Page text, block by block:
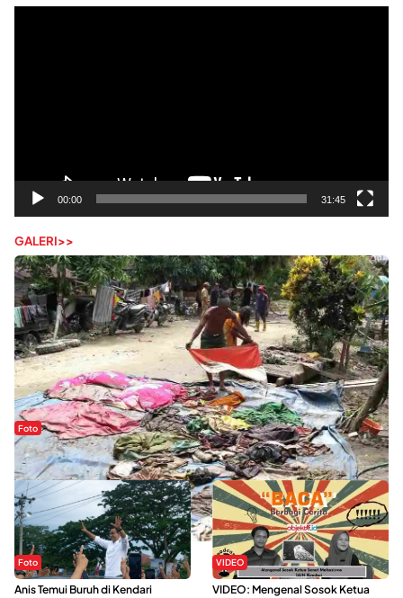
00:00 31:45
GALERI>>
Foto
Sejak Banjir Bandang, Warga Butuhkan Air Bersih
Foto
Anis Temui Buruh di Kendari
VIDEO
VIDEO: Mengenal Sosok Ketua